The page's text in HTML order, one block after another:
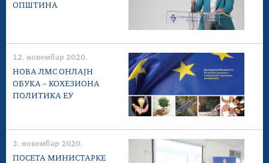
ОПШТИНА
12. новембар 2020.
НОВА ЛМС ОНЛАЈН
ОБУКА – КОХЕЗИОНА
ПОЛИТИКА ЕУ
3. новембар 2020.
ПОСЕТА МИНИСТАРКЕ